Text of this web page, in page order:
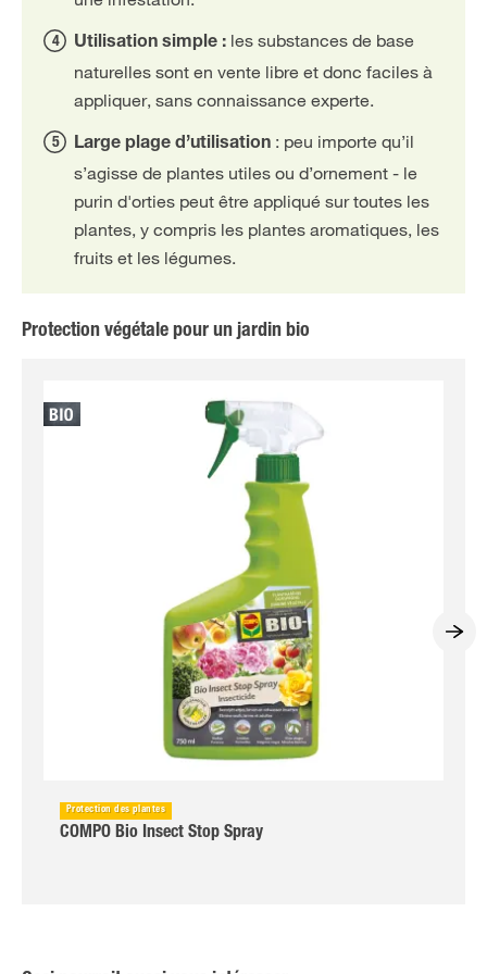
Utilisation simple : les substances de base
naturelles sont en vente libre et donc faciles à
appliquer, sans connaissance experte.
Large plage d’utilisation : peu importe qu’il
s’agisse de plantes utiles ou d’ornement - le
purin d'orties peut être appliqué sur toutes les
plantes, y compris les plantes aromatiques, les
fruits et les légumes.
Protection végétale pour un jardin bio
Protection des plantes
COMPO Bio Insect Stop Spray